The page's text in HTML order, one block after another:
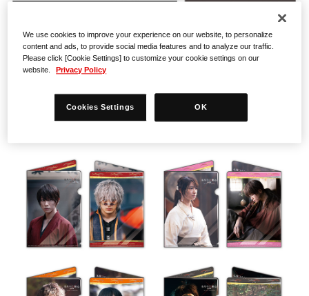
We use cookies to improve your experience on our website, to personalize
content and ads, to provide social media features and to analyze our traffic.
Please click [Cookie Settings] to customize your cookie settings on our
website.
Privacy Policy
Cookies Settings OK